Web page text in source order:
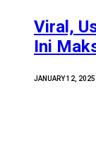
Viral,
Ini
JANUARY 12, 2025